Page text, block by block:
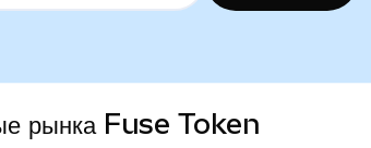
рынка Fuse Token